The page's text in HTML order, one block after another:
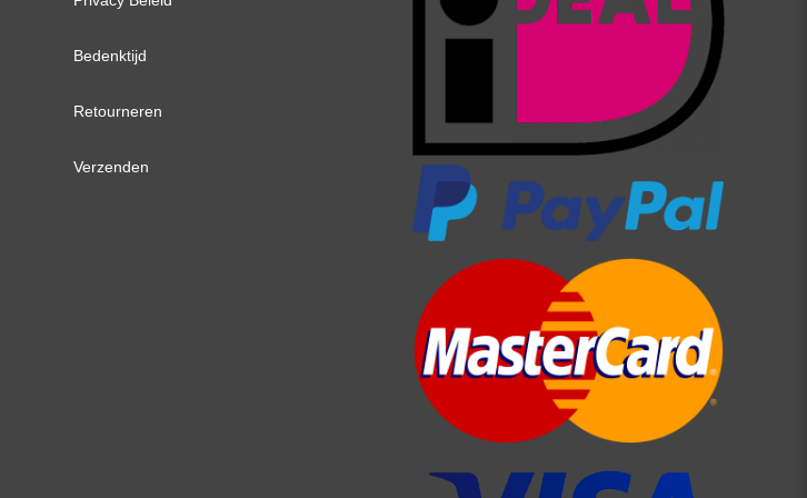
aantal
Bedenktijd
Retourneren
Verzenden